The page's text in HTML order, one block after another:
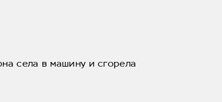
села в машину и сгорела